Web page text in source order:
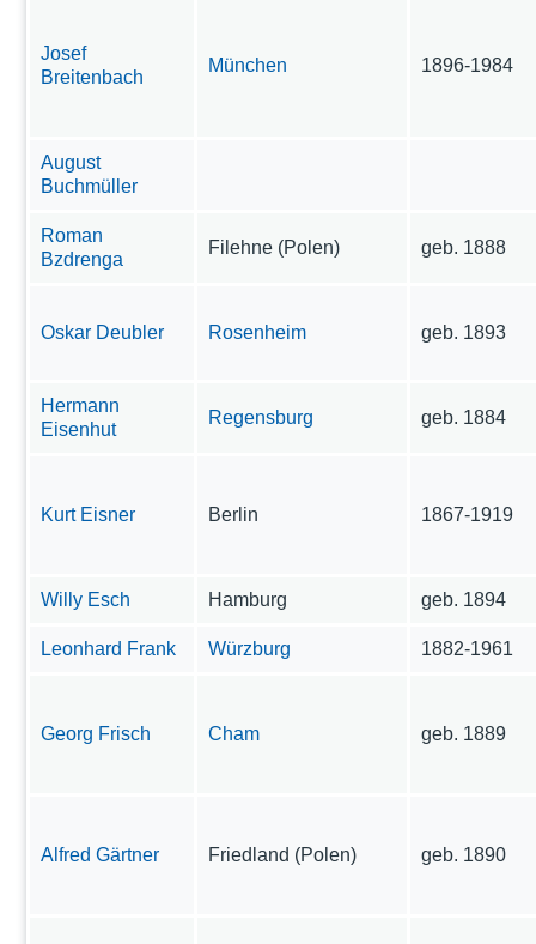
Josef
Breitenbach
München 1896-1984
August
Buchmüller
Roman
Bzdrenga
Filehne (Polen) geb. 1888
Oskar Deubler Rosenheim geb. 1893
Hermann
Eisenhut
Regensburg geb. 1884
Kurt Eisner Berlin 1867-1919
Willy Esch Hamburg geb. 1894
Leonhard Frank Würzburg 1882-1961
Georg Frisch Cham geb. 1889
Alfred Gärtner Friedland (Polen) geb. 1890